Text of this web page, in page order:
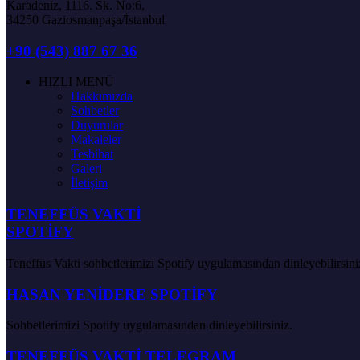
Karadeniz, 1116. Sk. No:6,
34250 Gaziosmanpaşa/İstanbul
+90 (543) 887 67 36
HIZLI MENÜ
Hakkımızda
Sohbetler
Duyurular
Makaleler
Tesbihat
Galeri
İletişim
TENEFFÜS VAKTİ
SPOTİFY
Teneffüs Vakti sohbetlerimizi Spotify uygulamasından
HASAN YENİDERE SPOTİFY
Sohbetlerimizi Spotify uygulamasından dinleyebilirsiniz.
TENEFFÜS VAKTİ TELEGRAM